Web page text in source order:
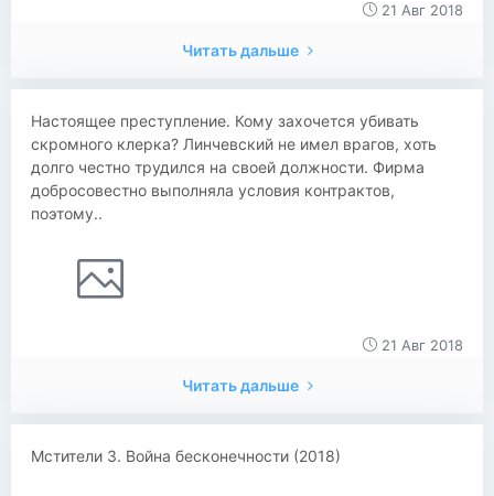
21 Авг 2018
Читать дальше
Настоящее преступление. Кому захочется убивать
скромного клерка? Линчевский не имел врагов, хоть
долго честно трудился на своей должности. Фирма
добросовестно выполняла условия контрактов,
поэтому..
21 Авг 2018
Читать дальше
Мстители 3. Война бесконечности (2018)